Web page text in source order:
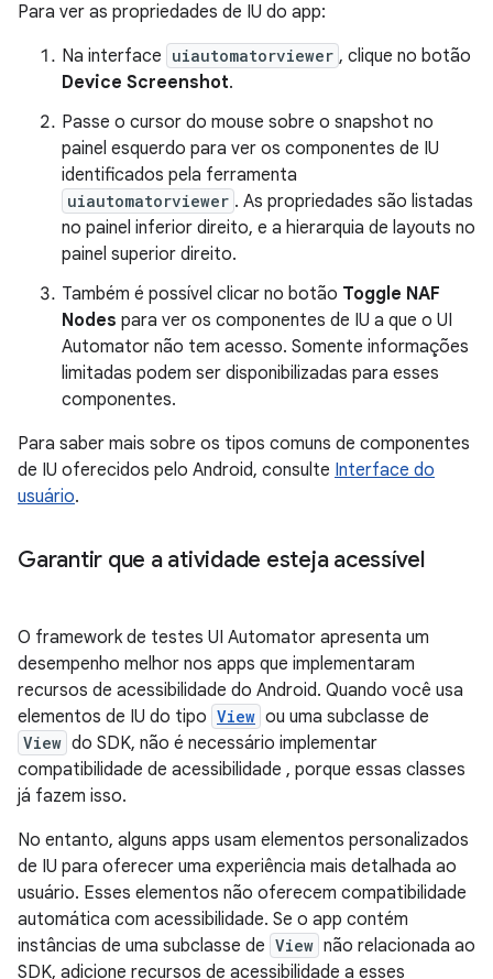
Para ver as propriedades de IU do app:
Na interface uiautomatorviewer , clique no botão
Device Screenshot.
Passe o cursor do mouse sobre o snapshot no
painel esquerdo para ver os componentes de IU
identificados pela ferramenta
uiautomatorviewer . As propriedades são listadas
no painel inferior direito, e a hierarquia de layouts no
painel superior direito.
Também é possível clicar no botão Toggle NAF
Nodes para ver os componentes de IU a que o UI
Automator não tem acesso. Somente informações
limitadas podem ser disponibilizadas para esses
componentes.
Para saber mais sobre os tipos comuns de componentes
de IU oferecidos pelo Android, consulte Interface do
usuário.
Garantir que a atividade esteja acessível
O framework de testes UI Automator apresenta um
desempenho melhor nos apps que implementaram
recursos de acessibilidade do Android. Quando você usa
elementos de IU do tipo View ou uma subclasse de
View do SDK, não é necessário implementar
compatibilidade de acessibilidade , porque essas classes
já fazem isso.
No entanto, alguns apps usam elementos personalizados
de IU para oferecer uma experiência mais detalhada ao
usuário. Esses elementos não oferecem compatibilidade
automática com acessibilidade. Se o app contém
instâncias de uma subclasse de View não relacionada ao
SDK, adicione recursos de acessibilidade a esses